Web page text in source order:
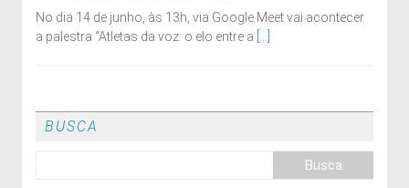
No dia 14 de junho, às 13h, via Google Meet vai acontecer
a palestra “Atletas da voz: o elo entre a
BUSCA